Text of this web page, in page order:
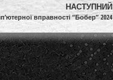
НАСТУПНИЙ
вправності “Бобер” 2024